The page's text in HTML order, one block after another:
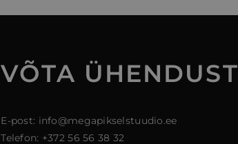
VÕTA ÜHENDUST
E-post: info@megapikselstuudio.ee
Telefon: +372 56 56 38 32